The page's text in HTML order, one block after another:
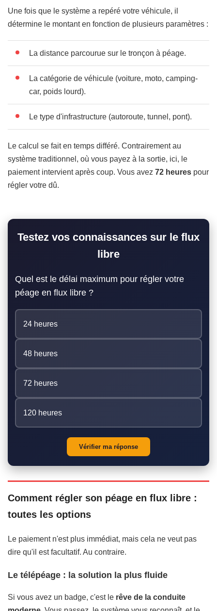
Une fois que le système a repéré votre véhicule, il
détermine le montant en fonction de plusieurs paramètres :
La distance parcourue sur le tronçon à péage.
La catégorie de véhicule (voiture, moto, camping-
car, poids lourd).
Le type d'infrastructure (autoroute, tunnel, pont).
Le calcul se fait en temps différé. Contrairement au
système traditionnel, où vous payez à la sortie, ici, le
paiement intervient après coup. Vous avez 72 heures pour
régler votre dû.
Testez vos connaissances sur le flux
libre
Quel est le délai maximum pour régler votre
péage en flux libre ?
24 heures
48 heures
72 heures
120 heures
Vérifier ma réponse
Comment régler son péage en flux libre :
toutes les options
Le paiement n'est plus immédiat, mais cela ne veut pas
dire qu'il est facultatif. Au contraire.
Le télépéage : la solution la plus fluide
Si vous avez un badge, c'est le rêve de la conduite